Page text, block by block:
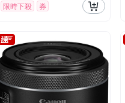
限時下殺 券